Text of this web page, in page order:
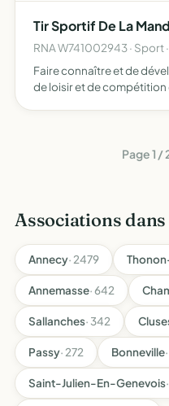
susceptibl…
Tir Sportif De La
RNA W741002943 · Sport
Faire connaître et de
de loisir et de
Page 1 /
Associations
Annecy· 2479
Annemasse· 642
Sallanches· 342
Passy· 272 Bonneville
Saint-Julien-En-Genevois